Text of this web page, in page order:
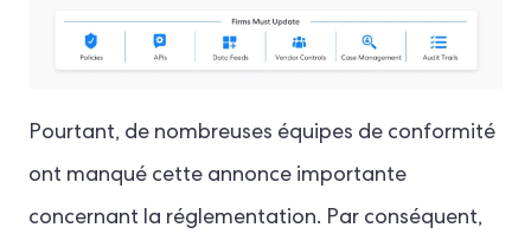
Pourtant, de nombreuses équipes de conformité
ont manqué cette annonce importante
concernant la réglementation. Par conséquent,